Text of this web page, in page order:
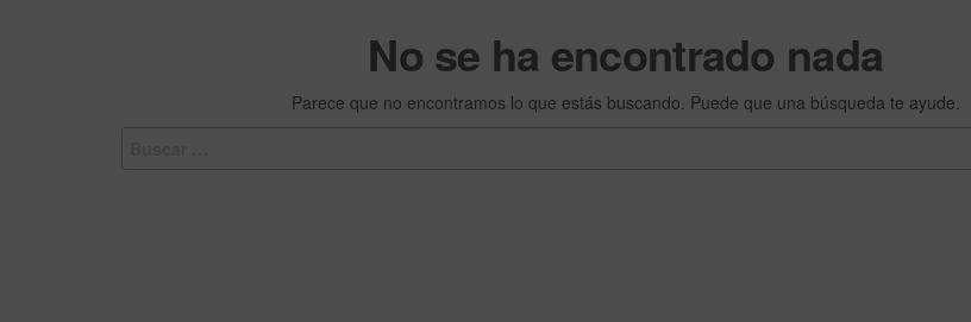
No se ha encontrado nada
Parece que no encontramos lo que estás buscando. Puede que una búsqueda te ayude.